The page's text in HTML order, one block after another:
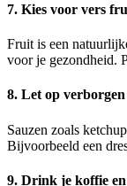
7. Kies voor vers
Fruit is een
voor je gezondheid.
8. Let op
Sauzen zoals
Bijvoorbeeld een
9. Drink je koffie